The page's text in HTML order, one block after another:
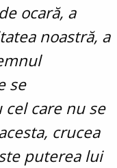
ocară, a
noastră, a
se
care nu se
crucea
puterea lui